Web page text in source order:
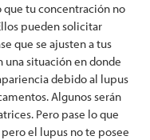
que tu concentración no
pueden solicitar
que se ajusten a tus
una situación en donde
debido al lupus
Algunos serán
Pero pase lo que
el lupus no te posee